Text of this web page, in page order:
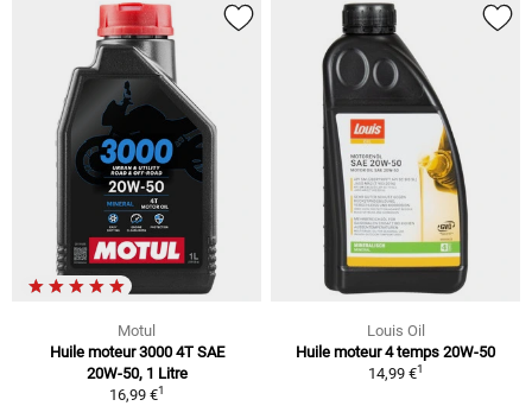
Motul
Huile moteur 3000 4T SAE
20W-50, 1 Litre
16,99 €1
Louis Oil
Huile moteur 4 temps 20W-50
14,99 €1